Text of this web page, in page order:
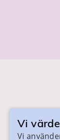
Vi
Vi